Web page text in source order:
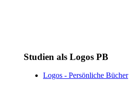
Studien als Logos PB
Logos - Persönliche Bücher